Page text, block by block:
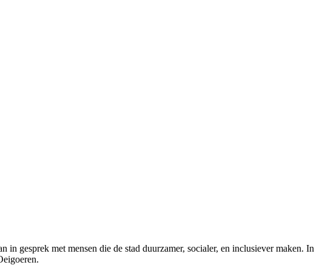
gesprek met mensen die de stad duurzamer, socialer, en inclusiever maken. In